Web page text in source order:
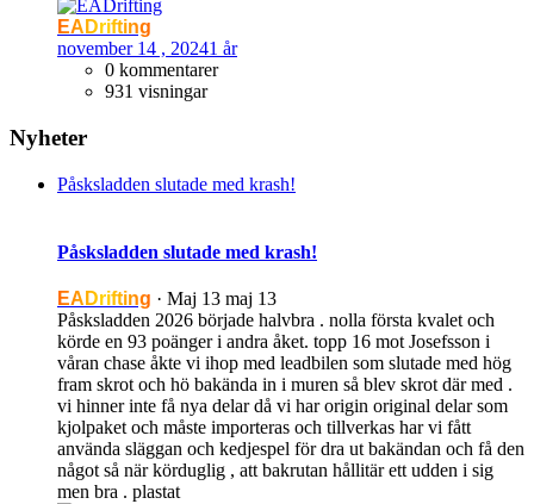
EADrifting
november 14 , 20241 år
0 kommentarer
931 visningar
Nyheter
Påsksladden slutade med krash!
Påsksladden slutade med krash!
EADrifting · Maj 13 maj 13
Påsksladden 2026 började halvbra . nolla första kvalet och
körde en 93 poänger i andra åket. topp 16 mot Josefsson i
våran chase åkte vi ihop med leadbilen som slutade med hög
fram skrot och hö bakända in i muren så blev skrot där med .
vi hinner inte få nya delar då vi har origin original delar som
kjolpaket och måste importeras och tillverkas har vi fått
använda släggan och kedjespel för dra ut bakändan och få den
något så när körduglig , att bakrutan hållitär ett udden i sig
men bra . plastat